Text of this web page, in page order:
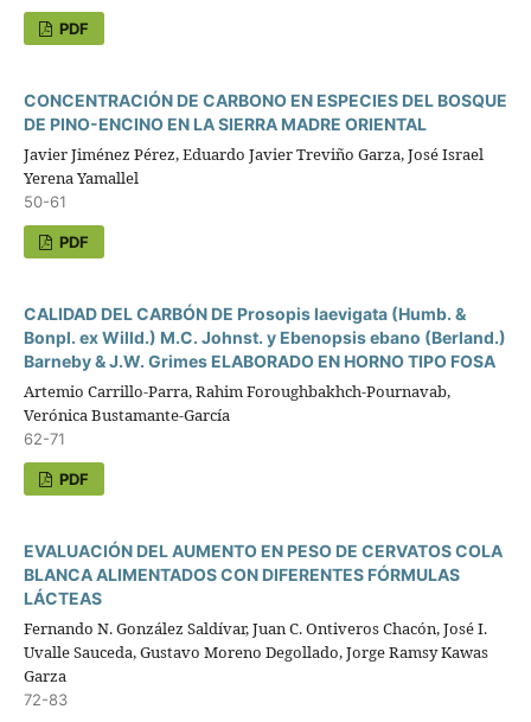
PDF
CONCENTRACIÓN DE CARBONO EN ESPECIES DEL BOSQUE
DE PINO-ENCINO EN LA SIERRA MADRE ORIENTAL
Javier Jiménez Pérez, Eduardo Javier Treviño Garza, José Israel
Yerena Yamallel
50-61
PDF
CALIDAD DEL CARBÓN DE Prosopis laevigata (Humb. &
Bonpl. ex Willd.) M.C. Johnst. y Ebenopsis ebano (Berland.)
Barneby & J.W. Grimes ELABORADO EN HORNO TIPO FOSA
Artemio Carrillo-Parra, Rahim Foroughbakhch-Pournavab,
Verónica Bustamante-García
62-71
PDF
EVALUACIÓN DEL AUMENTO EN PESO DE CERVATOS COLA
BLANCA ALIMENTADOS CON DIFERENTES FÓRMULAS
LÁCTEAS
Fernando N. González Saldívar, Juan C. Ontiveros Chacón, José I.
Uvalle Sauceda, Gustavo Moreno Degollado, Jorge Ramsy Kawas
Garza
72-83